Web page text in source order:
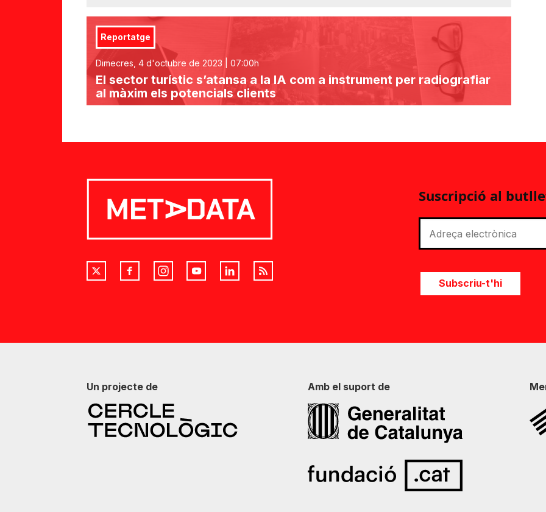
Reportatge
Dimecres, 4 d'octubre de 2023 | 07:00h
El sector turístic s’atansa a la IA com a instrument per radiografiar
al màxim els potencials clients
Suscripció al
Subscriu-t'hi
Un projecte de Amb el suport de